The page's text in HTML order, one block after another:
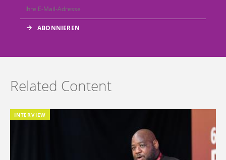
Related Content
INTERVIEW